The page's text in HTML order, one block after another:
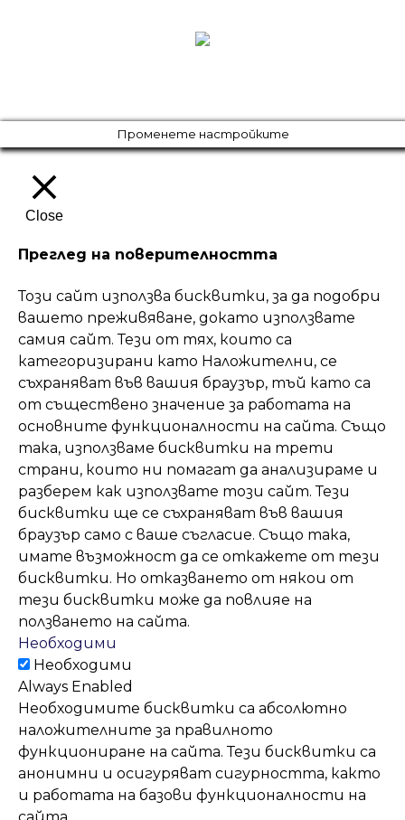
Променете настройките
Close
Преглед на поверителността
Този сайт използва бисквитки, за да подобри
вашето преживяване, докато използвате
самия сайт. Тези от тях, които са
категоризирани като Наложителни, се
съхраняват във вашия браузър, тъй като са
от съществено значение за работата на
основните функционалности на сайта. Също
така, използваме бисквитки на трети
страни, които ни помагат да анализираме и
разберем как използвате този сайт. Тези
бисквитки ще се съхраняват във вашия
браузър само с ваше съгласие. Също така,
имате възможност да се откажете от тези
бисквитки. Но отказването от някои от
тези бисквитки може да повлияе на
ползването на сайта.
Необходими
Необходими
Always Enabled
Необходимите бисквитки са абсолютно
наложителните за правилното
функциониране на сайта. Тези бисквитки са
анонимни и осигуряват сигурността, както
и работата на базови функционалности на
сайта.